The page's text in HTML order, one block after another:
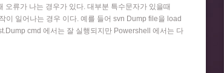
류가 나는 경우가 있다. 대부분 특수문자가 있을때
이 일어나는 경우 이다. 예를 들어 svn Dump file을 load
cmd 에서는 잘 실행되지만 Powershell 에서는 다